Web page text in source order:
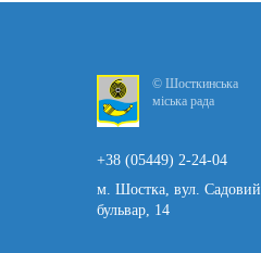
© Шосткинська
міська рада
+38 (05449) 2-24-04
м. Шостка, вул. Садовий
бульвар, 14